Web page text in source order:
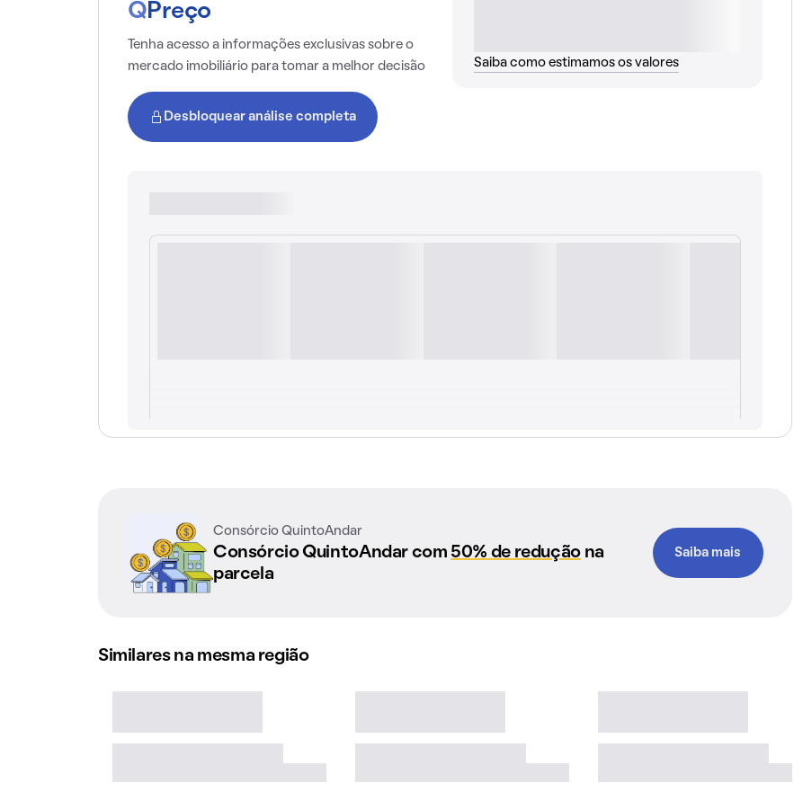
Q Preço
Tenha acesso a informações exclusivas sobre o
mercado imobiliário para tomar a melhor decisão
Desbloquear análise completa
Saiba como estimamos os valores
Consórcio QuintoAndar
Consórcio QuintoAndar com 50% de reduçãona
parcela
Saiba mais
Similares na mesma região